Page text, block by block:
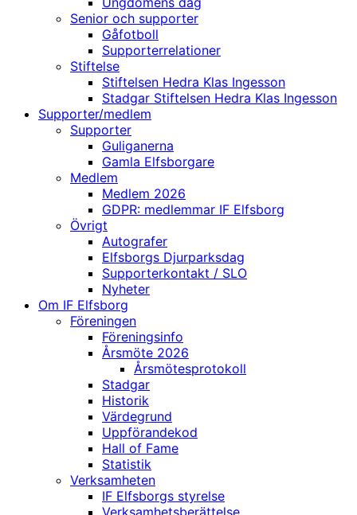
Senior och supporter
Gåfotboll
Supporterrelationer
Stiftelse
Stiftelsen Hedra Klas Ingesson
Stadgar Stiftelsen Hedra Klas Ingesson
Supporter/medlem
Supporter
Guliganerna
Gamla Elfsborgare
Medlem
Medlem 2026
GDPR: medlemmar IF Elfsborg
Övrigt
Autografer
Elfsborgs Djurparksdag
Supporterkontakt / SLO
Nyheter
Om IF Elfsborg
Föreningen
Föreningsinfo
Årsmöte 2026
Årsmötesprotokoll
Stadgar
Historik
Värdegrund
Uppförandekod
Hall of Fame
Statistik
Verksamheten
IF Elfsborgs styrelse